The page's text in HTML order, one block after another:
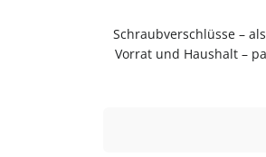
Schraubverschlüsse –
Vorrat und Haushalt –
Anwendung und